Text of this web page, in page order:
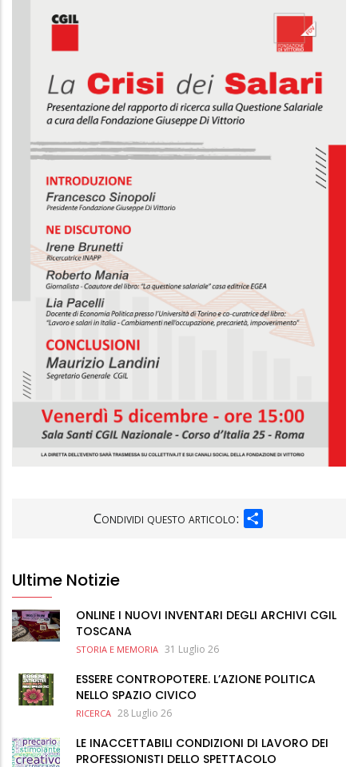
Condividi questo articolo:
Ultime Notizie
ONLINE I NUOVI INVENTARI DEGLI ARCHIVI CGIL
TOSCANA
STORIA E MEMORIA 31 Luglio 26
ESSERE CONTROPOTERE. L’AZIONE POLITICA
NELLO SPAZIO CIVICO
RICERCA 28 Luglio 26
LE INACCETTABILI CONDIZIONI DI LAVORO DEI
PROFESSIONISTI DELLO SPETTACOLO